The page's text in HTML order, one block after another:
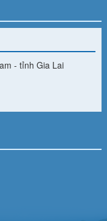
- tỉnh Gia Lai